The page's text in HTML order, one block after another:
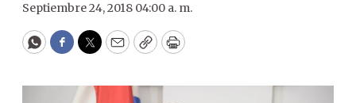
Septiembre 24, 2018 04:00 a. m.
WhatsApp
Facebook
Twitter
EmailCopyPrint